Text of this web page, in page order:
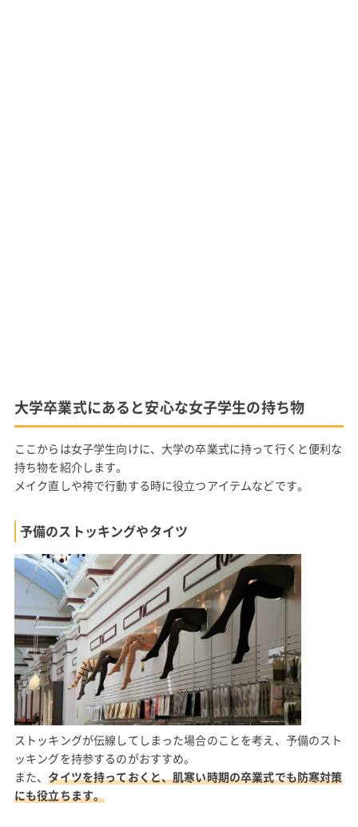
大学卒業式にあると安心な女子学生の持ち物
ここからは女子学生向けに、大学の卒業式に持って行くと便利な
持ち物を紹介します。
メイク直しや袴で行動する時に役立つアイテムなどです。
予備のストッキングやタイツ
ストッキングが伝線してしまった場合のことを考え、予備のスト
ッキングを持参するのがおすすめ。
また、タイツを持っておくと、肌寒い時期の卒業式でも防寒対策
にも役立ちます。